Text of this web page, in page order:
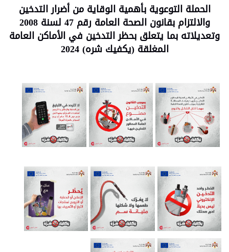
الحملة التوعوية بأهمية الوقاية من أضرار التدخين
والالتزام بقانون الصحة العامة رقم 47 لسنة 2008
وتعديلاته بما يتعلق بحظر التدخين في الأماكن العامة
المغلقة (يكفيك شره) 2024